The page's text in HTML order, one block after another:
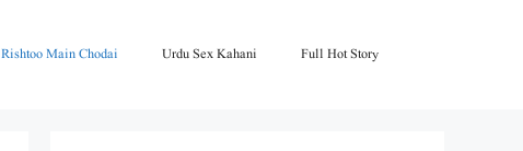
Rishtoo Main Chodai Urdu Sex Kahani Full Hot Story